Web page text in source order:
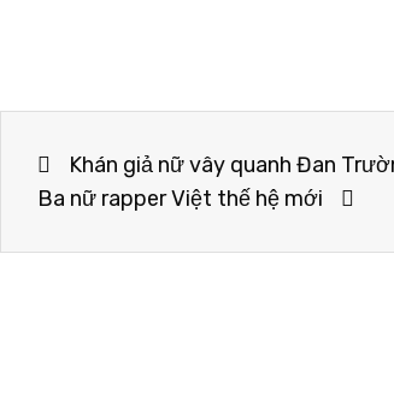
Khán giả nữ vây quanh Đan
Ba nữ rapper Việt thế hệ mới